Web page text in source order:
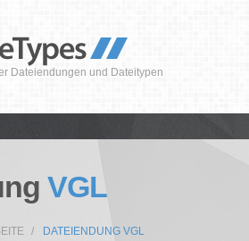
Dateiendungen und Dateitypen
VGL
DATEIENDUNG VGL